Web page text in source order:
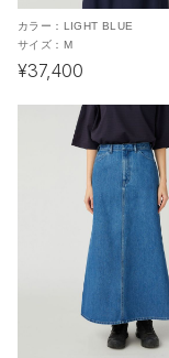
カラー： LIGHT BLUE
サイズ： M
¥37,400